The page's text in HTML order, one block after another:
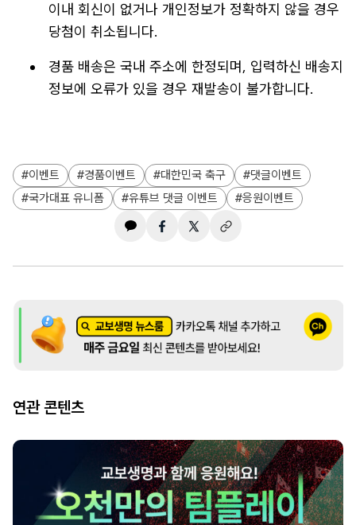
이내 회신이 없거나 개인정보가 정확하지 않을 경우
당첨이 취소됩니다.
경품 배송은 국내 주소에 한정되며, 입력하신 배송지
정보에 오류가 있을 경우 재발송이 불가합니다.
이벤트 경품이벤트 대한민국 축구
댓글이벤트
국가대표 유니폼
유튜브 댓글 이벤트 응원이벤트
연관 콘텐츠